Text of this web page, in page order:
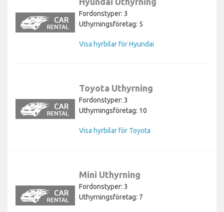
Fordonstyper: 3
Uthyrningsföretag: 5
Visa hyrbilar för Hyundai
Toyota Uthyrning
Fordonstyper: 3
Uthyrningsföretag: 10
Visa hyrbilar för Toyota
Mini Uthyrning
Fordonstyper: 3
Uthyrningsföretag: 7